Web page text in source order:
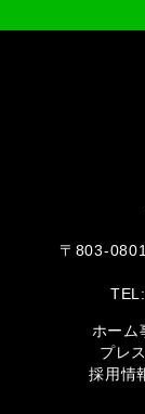
〒803-
ホーム
プレ
採用情